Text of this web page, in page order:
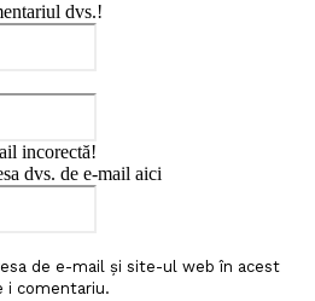
dvs.!
incorectă!
dvs. de e-mail aici
de e-mail și site-ul web în acest
i comentariu.